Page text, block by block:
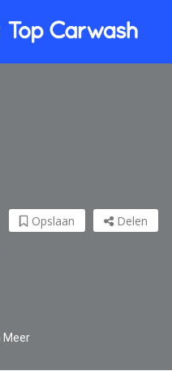
Delen
Opslaan
Meer